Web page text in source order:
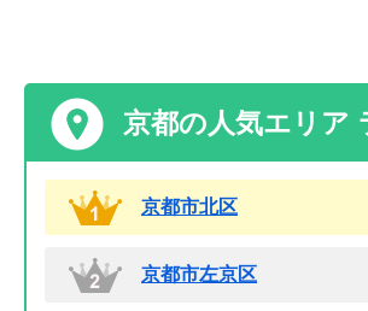
京都の人気エリア
京都市北区
京都市左京区